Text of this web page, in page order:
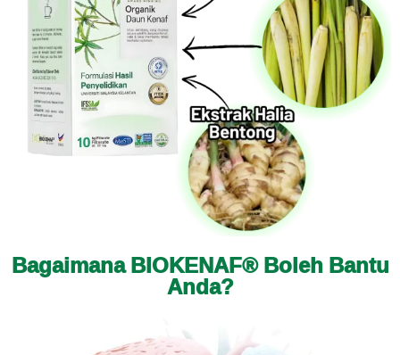
Bagaimana BIOKENAF® Boleh Bantu
Anda?